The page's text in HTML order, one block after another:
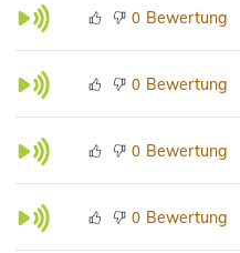
0 Bewertung
0 Bewertung
0 Bewertung
0 Bewertung